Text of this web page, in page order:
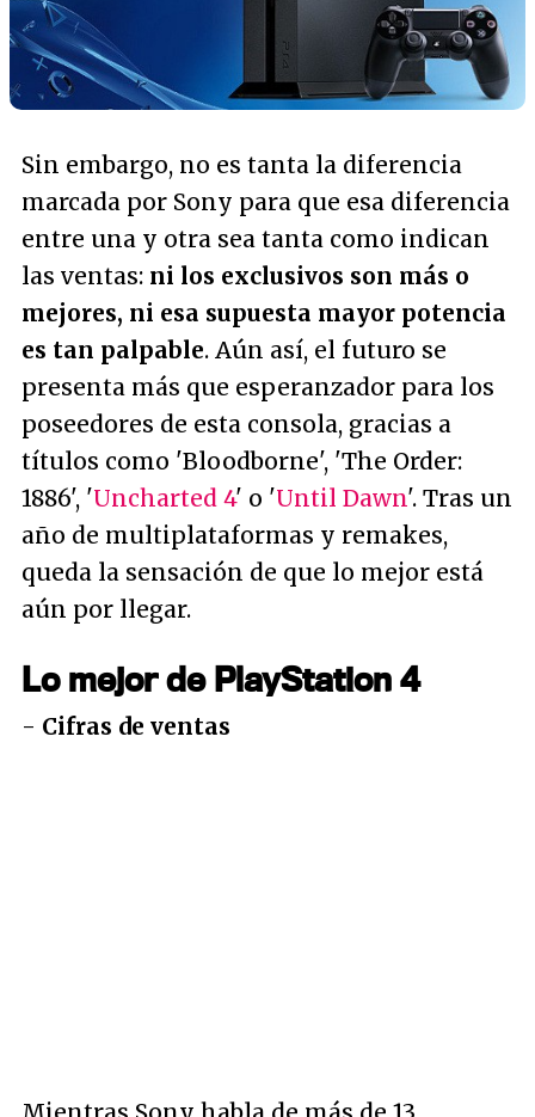
Sin embargo, no es tanta la diferencia
marcada por Sony para que esa diferencia
entre una y otra sea tanta como indican
las ventas: ni los exclusivos son más o
mejores, ni esa supuesta mayor potencia
es tan palpable. Aún así, el futuro se
presenta más que esperanzador para los
poseedores de esta consola, gracias a
títulos como 'Bloodborne', 'The Order:
1886', 'Uncharted 4' o 'Until Dawn'. Tras un
año de multiplataformas y remakes,
queda la sensación de que lo mejor está
aún por llegar.
Lo mejor de PlayStation 4
- Cifras de ventas